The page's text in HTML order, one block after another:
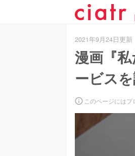
2021年9月24日更新
漫画『
ービス
このページには